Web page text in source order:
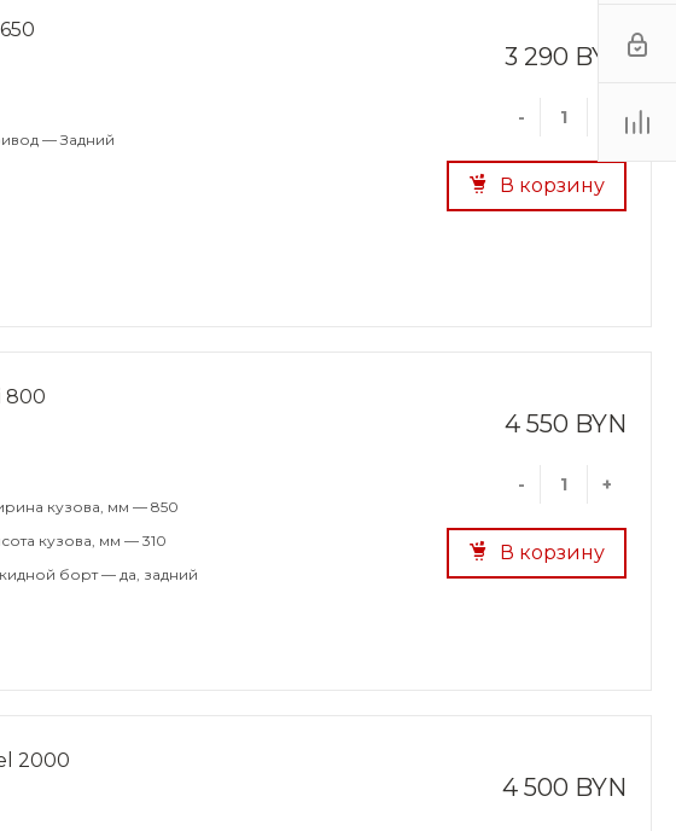
3 290 BYN
-
В корзину
— Задний
4 550 BYN
- +
В корзину
800
кузова, мм — 850
кузова, мм — 310
борт — да, задний
4 500 BYN
2000